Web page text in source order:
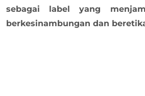
sebagai label yang
berkesinambungan dan